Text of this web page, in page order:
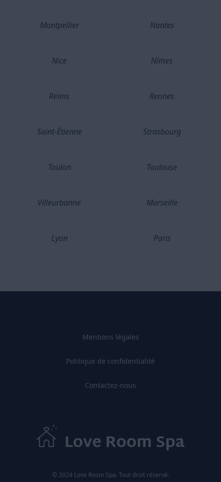
Montpellier Nantes
Nice Nîmes
Reims Rennes
Saint-Étienne Strasbourg
Toulon Toulouse
Villeurbanne Marseille
Lyon Paris
Mentions légales
Politique de confidentialité
Contactez-nous
© 2024 Love Room Spa. Tout droit réservé.